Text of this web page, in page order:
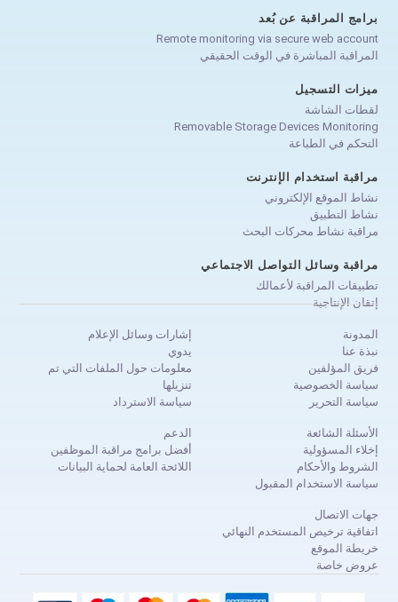
برامج المراقبة عن بُعد
Remote monitoring via secure web account
المراقبة المباشرة في الوقت الحقيقي
ميزات التسجيل
لقطات الشاشة
Removable Storage Devices Monitoring
التحكم في الطباعة
مراقبة استخدام الإنترنت
نشاط الموقع الإلكتروني
نشاط التطبيق
مراقبة نشاط محركات البحث
مراقبة وسائل التواصل الاجتماعي
تطبيقات المراقبة لأعمالك
إتقان الإنتاجية
المدونة
نبذة عنا
فريق المؤلفين
سياسة الخصوصية
سياسة التحرير
إشارات وسائل الإعلام
يدوي
معلومات حول الملفات التي تم
تنزيلها
سياسة الاسترداد
الأسئلة الشائعة
إخلاء المسؤولية
الشروط والأحكام
سياسة الاستخدام المقبول
الدعم
أفضل برامج مراقبة الموظفين
اللائحة العامة لحماية البيانات
جهات الاتصال
اتفاقية ترخيص المستخدم النهائي
خريطة الموقع
عروض خاصة